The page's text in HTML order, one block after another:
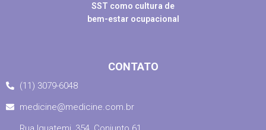
SST como cultura de
bem-estar ocupacional
CONTATO
(11) 3079-6048
medicine@medicine.com.br